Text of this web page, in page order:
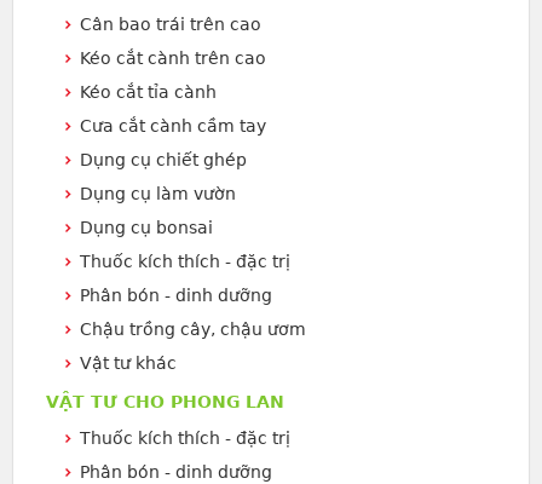
Cân bao trái trên cao
Kéo cắt cành trên cao
Kéo cắt tỉa cành
Cưa cắt cành cầm tay
Dụng cụ chiết ghép
Dụng cụ làm vườn
Dụng cụ bonsai
Thuốc kích thích - đặc trị
Phân bón - dinh dưỡng
Chậu trồng cây, chậu ươm
Vật tư khác
VẬT TƯ CHO PHONG LAN
Thuốc kích thích - đặc trị
Phân bón - dinh dưỡng